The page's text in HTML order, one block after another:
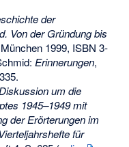
der
Von der Gründung bis
1999, ISBN 3-
Erinnerungen,
um die
1945–1949 mit
der Erörterungen im
Vierteljahrshefte für